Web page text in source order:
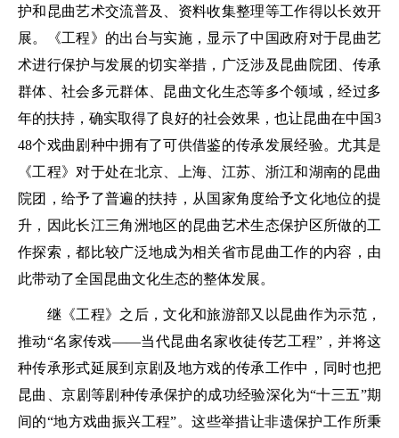
护和昆曲艺术交流普及、资料收集整理等工作得以长效开
展。《工程》的出台与实施，显示了中国政府对于昆曲艺
术进行保护与发展的切实举措，广泛涉及昆曲院团、传承
群体、社会多元群体、昆曲文化生态等多个领域，经过多
年的扶持，确实取得了良好的社会效果，也让昆曲在中国3
48个戏曲剧种中拥有了可供借鉴的传承发展经验。尤其是
《工程》对于处在北京、上海、江苏、浙江和湖南的昆曲
院团，给予了普遍的扶持，从国家角度给予文化地位的提
升，因此长江三角洲地区的昆曲艺术生态保护区所做的工
作探索，都比较广泛地成为相关省市昆曲工作的内容，由
此带动了全国昆曲文化生态的整体发展。
继《工程》之后，文化和旅游部又以昆曲作为示范，
推动“名家传戏——当代昆曲名家收徒传艺工程”，并将这
种传承形式延展到京剧及地方戏的传承工作中，同时也把
昆曲、京剧等剧种传承保护的成功经验深化为“十三五”期
间的“地方戏曲振兴工程”。这些举措让非遗保护工作所秉